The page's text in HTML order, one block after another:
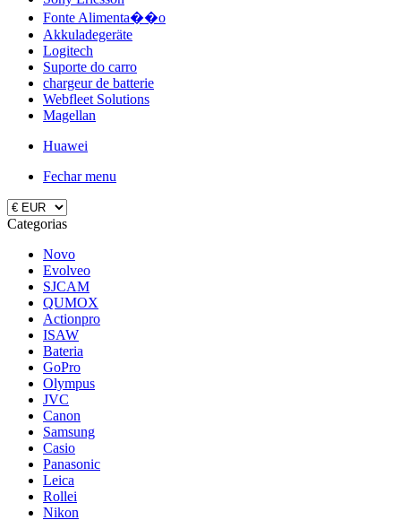
Fonte Alimenta��o
Akkuladegeräte
Logitech
Suporte do carro
chargeur de batterie
Webfleet Solutions
Magellan
Huawei
Fechar menu
Categorias
Novo
Evolveo
SJCAM
QUMOX
Actionpro
ISAW
Bateria
GoPro
Olympus
JVC
Canon
Samsung
Casio
Panasonic
Leica
Rollei
Nikon